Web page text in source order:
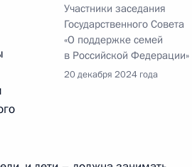
Участники заседания
Государственного Совета
«О поддержке семей
в Российской Федерации»
20 декабря 2024 года